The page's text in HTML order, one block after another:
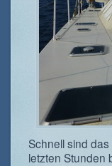
Schnell sind
letzten Stunden